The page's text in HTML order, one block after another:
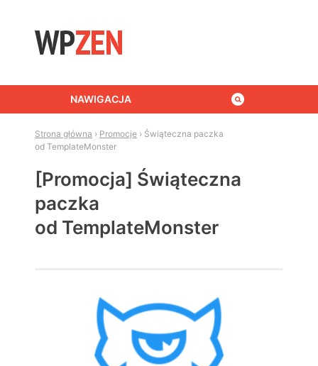
NAWIGACJA
Strona główna › Promocje › Świąteczna paczka
od TemplateMonster
[Promocja] Świąteczna
paczka
od TemplateMonster